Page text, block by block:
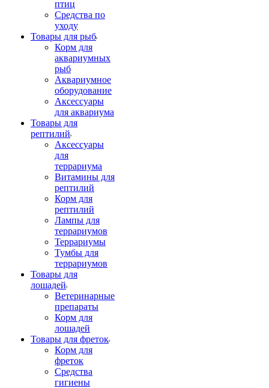
птиц
Средства по
уходу
Товары для рыб
Корм для
аквариумных
рыб
Аквариумное
оборудование
Аксессуары
для аквариума
Товары для
рептилий
Аксессуары
для
террариума
Витамины для
рептилий
Корм для
рептилий
Лампы для
террариумов
Террариумы
Тумбы для
террариумов
Товары для
лошадей
Ветеринарные
препараты
Корм для
лошадей
Товары для фреток
Корм для
фреток
Средства
гигиены